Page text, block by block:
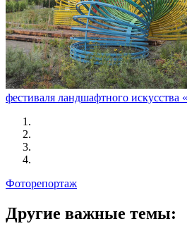
фестиваля ландшафтного искусства
Фоторепортаж
Другие важные темы: